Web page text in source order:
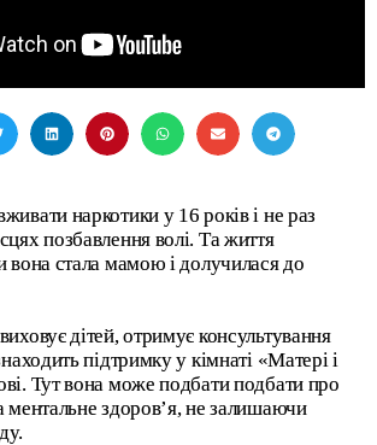
наркотики у 16 років і не раз
позбавлення волі. Та життя
вона стала мамою і долучилася до
дітей, отримує консультування
підтримку у кімнаті «Матері і
Тут вона може подбати подбати про
ментальне здоров’я, не залишаючи